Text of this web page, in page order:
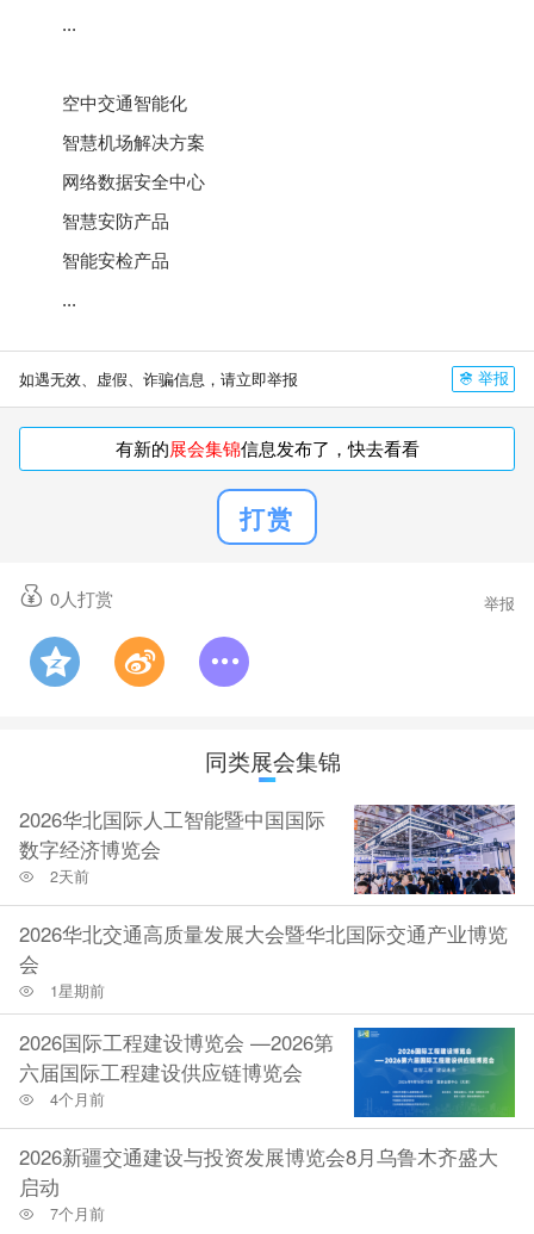
...
空中交通智能化
智慧机场解决方案
网络数据安全中心
智慧安防产品
智能安检产品
...
如遇无效、虚假、诈骗信息，请立即举报 举报
有新的展会集锦信息发布了，快去看看
打赏
0人打赏 举报
同类展会集锦
2026华北国际人工智能暨中国国际
数字经济博览会
2天前
2026华北交通高质量发展大会暨华北国际交通产业博览
会
1星期前
2026国际工程建设博览会 —2026第
六届国际工程建设供应链博览会
4个月前
2026新疆交通建设与投资发展博览会8月乌鲁木齐盛大
启动
7个月前